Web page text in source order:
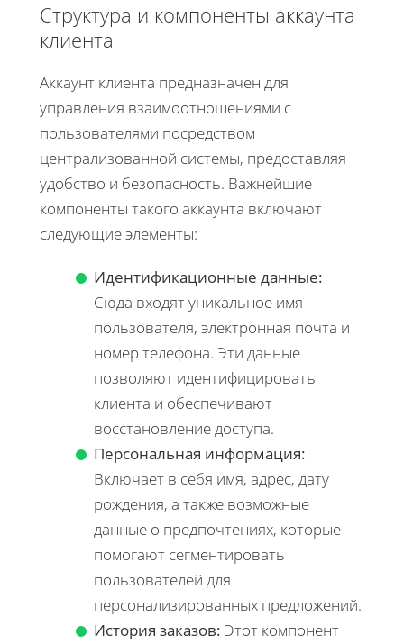
Структура и компоненты аккаунта
клиента
Аккаунт клиента предназначен для
управления взаимоотношениями с
пользователями посредством
централизованной системы, предоставляя
удобство и безопасность. Важнейшие
компоненты такого аккаунта включают
следующие элементы:
Идентификационные данные:
Сюда входят уникальное имя
пользователя, электронная почта и
номер телефона. Эти данные
позволяют идентифицировать
клиента и обеспечивают
восстановление доступа.
Персональная информация:
Включает в себя имя, адрес, дату
рождения, а также возможные
данные о предпочтениях, которые
помогают сегментировать
пользователей для
персонализированных предложений.
История заказов: Этот компонент